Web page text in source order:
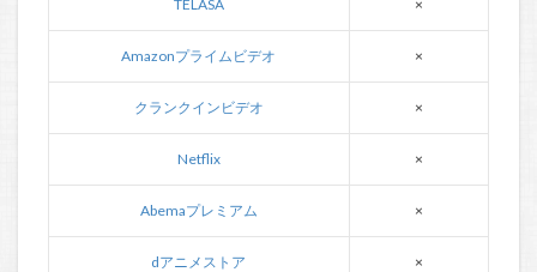
TELASA ×
Amazonプライムビデオ ×
クランクインビデオ ×
Netflix ×
Abemaプレミアム ×
dアニメストア ×